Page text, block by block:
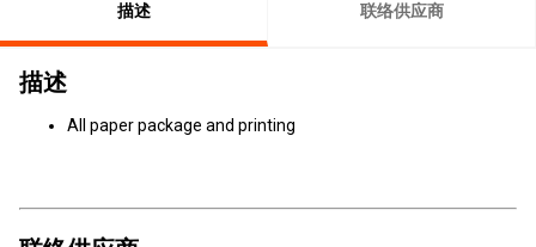
描述 联络供应商
描述
All paper package and printing